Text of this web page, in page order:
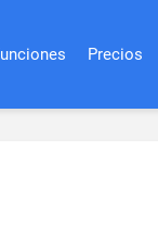
Precios